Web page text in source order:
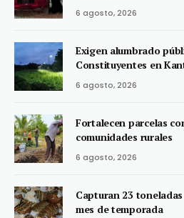
6 agosto, 2026
Exigen alumbrado
Constituyentes en
6 agosto, 2026
Fortalecen parcelas
comunidades rurales
6 agosto, 2026
Capturan 23
mes de temporada